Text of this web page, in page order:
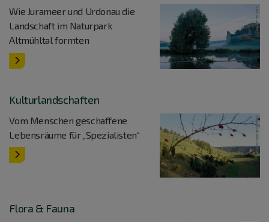
Wie Jurameer und Urdonau die
Landschaft im Naturpark
Altmühltal formten
Kulturlandschaften
Vom Menschen geschaffene
Lebensräume für „Spezialisten“
Flora & Fauna